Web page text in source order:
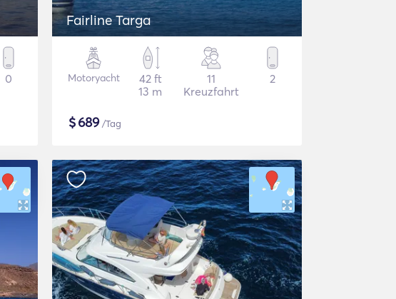
0
Fairline Targa
Motoryacht
42 ft
13 m
11
Kreuzfahrt
2
$689/Tag